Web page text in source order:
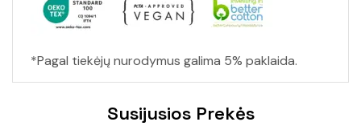
*Pagal tiekėjų nurodymus galima 5% paklaida.
Susijusios Prekės